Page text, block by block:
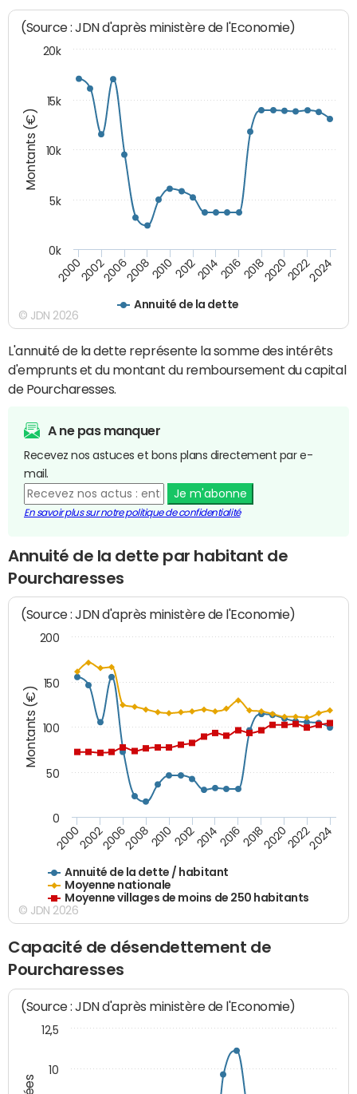
Montants (€)
(Source : JDN d'après ministère de l'Economie)
Annuité de la dette
200020022006200820102012201420162018202020222024
0k
5k
10k
15k
20k
© JDN 2026
L'annuité de la dette représente la somme des intérêts
d'emprunts et du montant du remboursement du capital
de Pourcharesses.
A ne pas manquer
Recevez nos astuces et bons plans directement par e-
mail.
Je m'abonne
En savoir plus sur notre politique de confidentialité
Annuité de la dette par habitant de
Pourcharesses
Montants (€)
(Source : JDN d'après ministère de l'Economie)
Annuité de la dette / habitant
Moyenne nationale
Moyenne villages de moins de 250 habitants
200020022006200820102012201420162018202020222024
0
50
100
150
200
© JDN 2026
Capacité de désendettement de
Pourcharesses
(Source : JDN d'après ministère de l'Economie)
10
12,5